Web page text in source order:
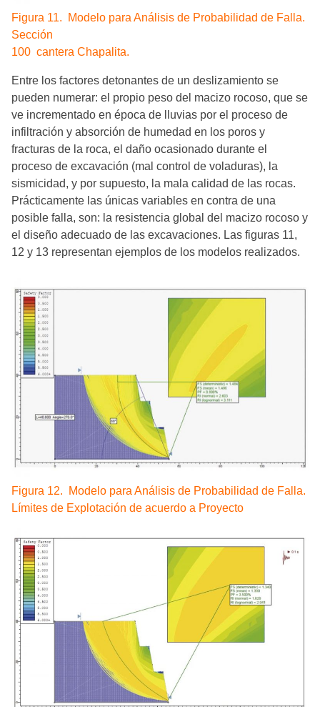
Figura 11. Modelo para Análisis de Probabilidad de Falla.
Sección
100 cantera Chapalita.
Entre los factores detonantes de un deslizamiento se
pueden numerar: el propio peso del macizo rocoso, que se
ve incrementado en época de lluvias por el proceso de
infiltración y absorción de humedad en los poros y
fracturas de la roca, el daño ocasionado durante el
proceso de excavación (mal control de voladuras), la
sismicidad, y por supuesto, la mala calidad de las rocas.
Prácticamente las únicas variables en contra de una
posible falla, son: la resistencia global del macizo rocoso y
el diseño adecuado de las excavaciones. Las figuras 11,
12 y 13 representan ejemplos de los modelos realizados.
Figura 12. Modelo para Análisis de Probabilidad de Falla.
Límites de Explotación de acuerdo a Proyecto